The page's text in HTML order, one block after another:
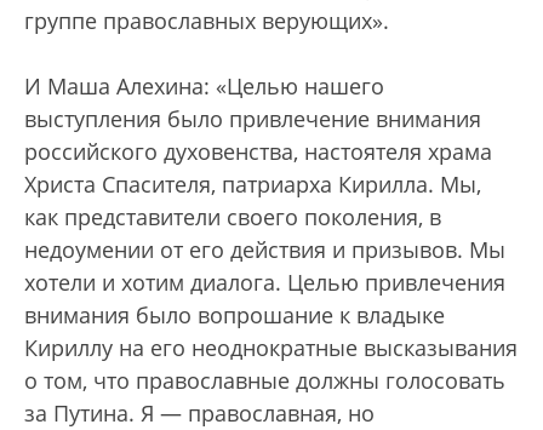
группе православных верующих».
И Маша Алехина: «Целью нашего
выступления было привлечение внимания
российского духовенства, настоятеля храма
Христа Спасителя, патриарха Кирилла. Мы,
как представители своего поколения, в
недоумении от его действия и призывов. Мы
хотели и хотим диалога. Целью привлечения
внимания было вопрошание к владыке
Кириллу на его неоднократные высказывания
о том, что православные должны голосовать
за Путина. Я — православная, но